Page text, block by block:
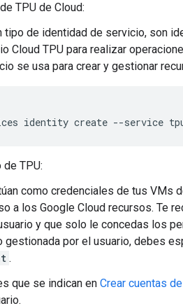
TPU de Cloud:
tipo de identidad de servicio, son
Cloud TPU para realizar
se usa para crear y gestionar
identity create --service
TPU:
como credenciales de tus VMs
a los Google Cloud recursos. Te
y que solo le concedas los
gestionada por el usuario, debes
.
que se indican en Crear cuentas